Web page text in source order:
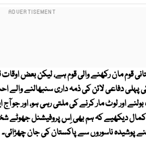
قوم مان رکھنے والی قوم ہے، لیکن بعض
دفاعی لائن کی ذمہ داری سنبھالنے والے
اور لوٹ مار کرنے کی ملتی رہی ہو، اور
کمال دیکھیے کہ ہم بھی اِس پروفیشنل
ناسوروں سے پاکستان کی جان چھڑائی۔